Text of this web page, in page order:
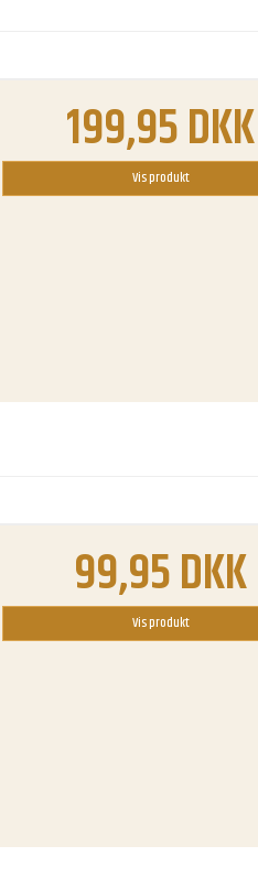
199,95 DKK
Vis produkt
99,95 DKK
Vis produkt